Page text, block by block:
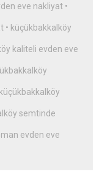
eve nakliyat •
• küçükbakkalköy
kaliteli evden eve
küçükbakkalköy
semtinde
evden eve